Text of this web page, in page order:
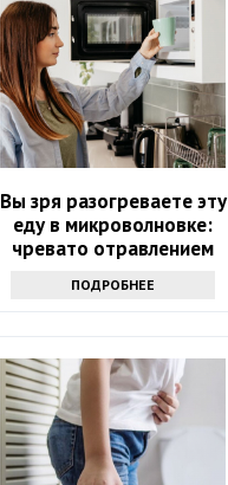
Вы зря разогреваете эту
еду в микроволновке:
чревато отравлением
ПОДРОБНЕЕ